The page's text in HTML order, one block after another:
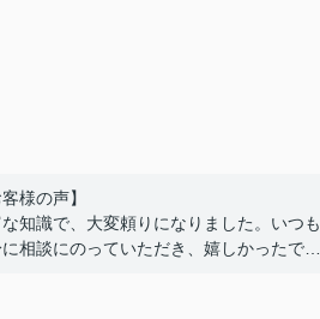
客様の声】
知識で、大変頼りになりました。いつも
相談にのっていただき、嬉しかったで